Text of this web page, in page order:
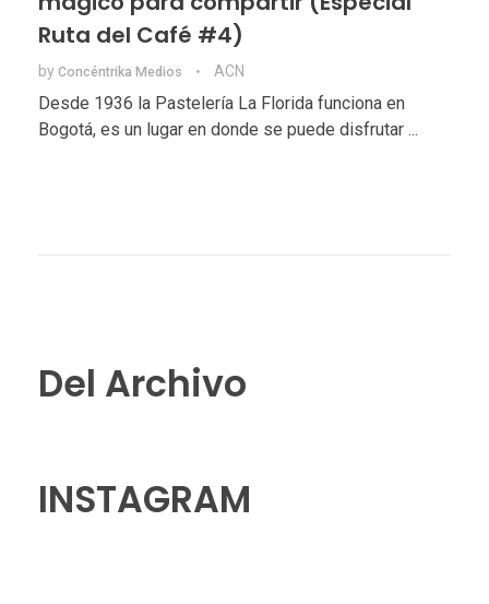
Ruta del Café #4)
by Concéntrika Medios ACN
Desde 1936 la Pastelería La Florida funciona en
Bogotá, es un lugar en donde se puede disfrutar ...
Del Archivo
INSTAGRAM